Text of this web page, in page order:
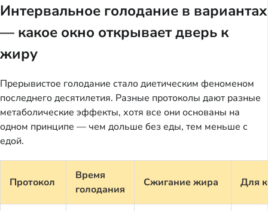
Интервальное голодание в вариантах
— какое окно открывает дверь к
жиру
Прерывистое голодание стало диетическим феноменом
последнего десятилетия. Разные протоколы дают разные
метаболические эффекты, хотя все они основаны на
одном принципе — чем дольше без еды, тем меньше с
едой.
Протокол
Время
голодания
Сжигание жира Для